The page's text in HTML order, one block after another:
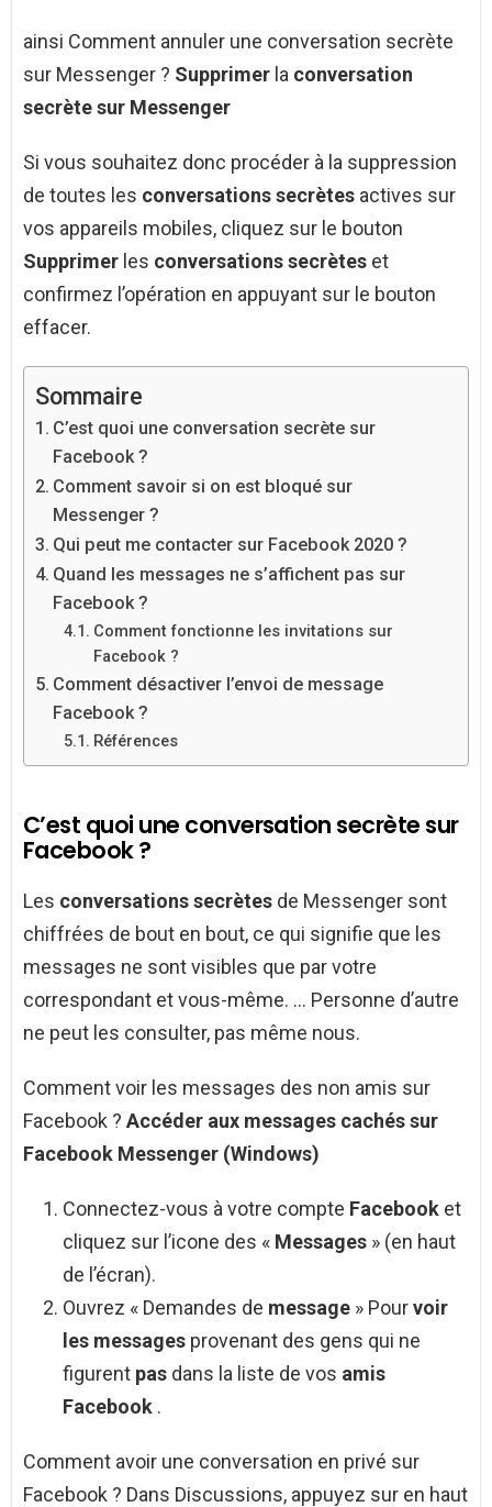
ainsi Comment annuler une conversation secrète
sur Messenger ? Supprimer la conversation
secrète sur Messenger
Si vous souhaitez donc procéder à la suppression
de toutes les conversations secrètes actives sur
vos appareils mobiles, cliquez sur le bouton
Supprimer les conversations secrètes et
confirmez l’opération en appuyant sur le bouton
effacer.
Sommaire
C’est quoi une conversation secrète sur
Facebook ?
Comment savoir si on est bloqué sur
Messenger ?
Qui peut me contacter sur Facebook 2020 ?
Quand les messages ne s’affichent pas sur
Facebook ?
Comment fonctionne les invitations sur
Facebook ?
Comment désactiver l’envoi de message
Facebook ?
Références
C’est quoi une conversation secrète sur
Facebook ?
Les conversations secrètes de Messenger sont
chiffrées de bout en bout, ce qui signifie que les
messages ne sont visibles que par votre
correspondant et vous-même. … Personne d’autre
ne peut les consulter, pas même nous.
Comment voir les messages des non amis sur
Facebook ? Accéder aux messages cachés sur
Facebook Messenger (Windows)
Connectez-vous à votre compte Facebook et
cliquez sur l’icone des « Messages » (en haut
de l’écran).
Ouvrez « Demandes de message » Pourvoir
les messages provenant des gens qui ne
figurent pas dans la liste de vos amis
Facebook .
Comment avoir une conversation en privé sur
Facebook ? Dans Discussions, appuyez sur en haut